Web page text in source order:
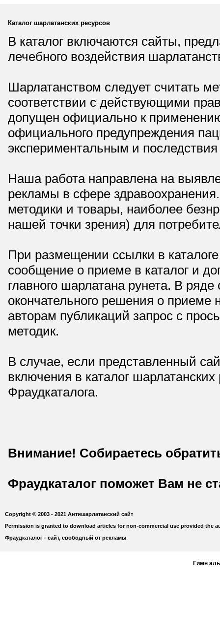
Каталог шарлатанских ресурсов
В каталог включаются сайты,
лечебного воздействия
Шарлатанством следует считать
соответствии с действующими
допущен официально к
официального предупреждения
экспериментальным и
Наша работа направлена на
рекламы в сфере
методики и товары, наиболее
нашей точки зрения) для
При размещении ссылки в
сообщение о приеме в каталог и
главного шарлатана рунета. В
окончательного решения о приеме
авторам публикаций запрос с
методик.
В случае, если представленный
включения в каталог
Фраудкаталога.
Внимание! Собираетесь
Фраудкаталог поможет Вам не
Copyright © 2003 - 2021 Антишарлатанский сайт
Permission is granted to download articles for non-commercial use provided the
Фраудкаталог - сайт, свободный от рекламы
Гимн